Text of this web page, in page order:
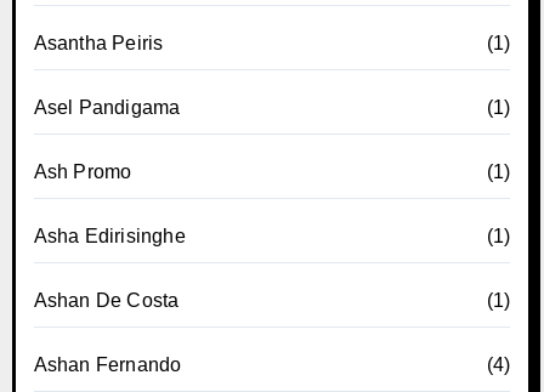
Asantha Peiris (1)
Asel Pandigama (1)
Ash Promo (1)
Asha Edirisinghe (1)
Ashan De Costa (1)
Ashan Fernando (4)